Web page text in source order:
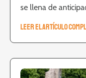
se llena de
LEER EL ARTÍCULO